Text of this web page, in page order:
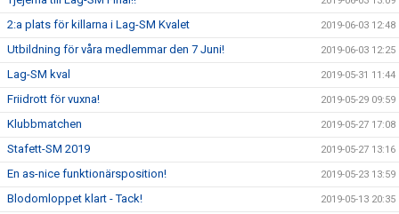
2:a plats för killarna i Lag-SM Kvalet 2019-06-03 12:48
Utbildning för våra medlemmar den 7 Juni! 2019-06-03 12:25
Lag-SM kval 2019-05-31 11:44
Friidrott för vuxna! 2019-05-29 09:59
Klubbmatchen 2019-05-27 17:08
Stafett-SM 2019 2019-05-27 13:16
En as-nice funktionärsposition! 2019-05-23 13:59
Blodomloppet klart - Tack! 2019-05-13 20:35